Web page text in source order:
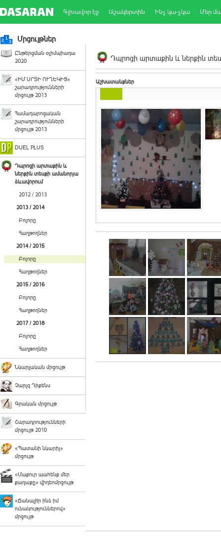
Գլխավոր էջ Աշակերտին Ինչ կա-չկա Մեր
Մրցույթներ
Ընթերցման օլիմպիադա
2020
«ԻՄ ՍՐՏԻ ՈՒՂԵԿԻՑ»
շարադրությունների
մրցույթ 2013
Համադպրոցական
շարադրությունների
մրցույթ 2013
DUEL PLUS
Դպրոցի արտաքին և
ներքին տեսքի ամանորյա
ձևավորում
2012 / 2013
2013 / 2014
Բոլորը
Հաղթողներ
2014 / 2015
Բոլորը
Հաղթողներ
2015 / 2016
Բոլորը
Հաղթողներ
2017 / 2018
Բոլորը
Հաղթողներ
Նկարչական մրցույթ
Չարլզ Դիքենս
Գրական մրցույթ
Շարադրությունների
մրցույթ 2010
«Պատանի նկարիչ»
մրցույթ
«Մաքուր պահենք մեր
քաղաքը» վիդեոմրցույթ
«Ճանաչի՛ր ինձ իմ
ունակություններով»
մրցույթ
Դպրոցի արտաքին և ներքին
Աշխատանքներ